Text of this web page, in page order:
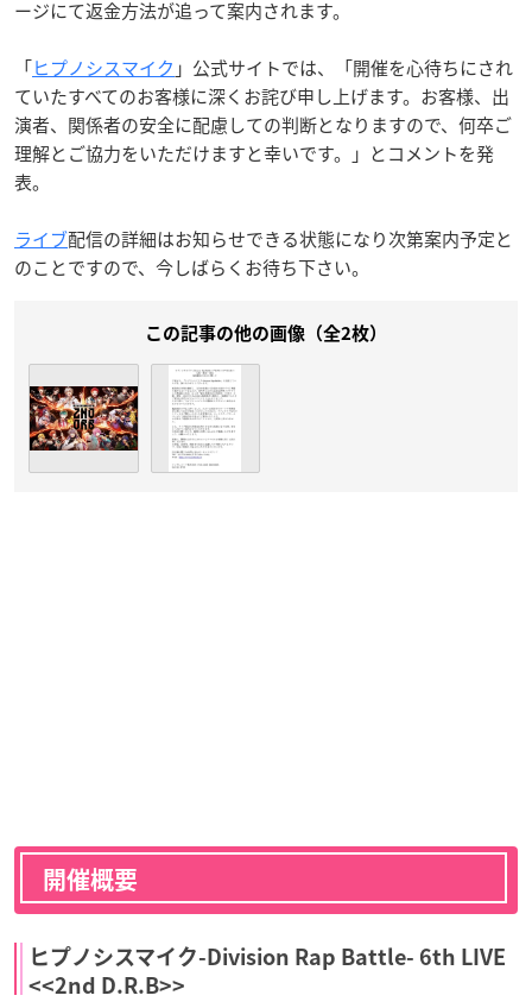
ージにて返金方法が追って案内されます。
「ヒプノシスマイク 」公式サイトでは、「開催を心待ちにされ
ていたすべてのお客様に深くお詫び申し上げます。お客様、出
演者、関係者の安全に配慮しての判断となりますので、何卒ご
理解とご協力をいただけますと幸いです。」とコメントを発
表。
ライブ配信の詳細はお知らせできる状態になり次第案内予定と
のことですので、今しばらくお待ち下さい。
この記事の他の画像（全2枚）
開催概要
ヒプノシスマイク-Division Rap Battle- 6th LIVE
<<2nd D.R.B>>